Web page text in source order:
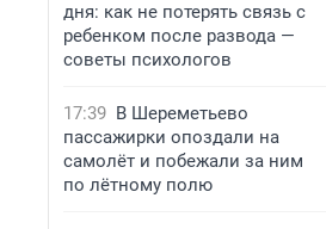
дня: как не потерять связь с
ребенком после развода —
советы психологов
17:39 В Шереметьево
пассажирки опоздали на
самолёт и побежали за ним
по лётному полю